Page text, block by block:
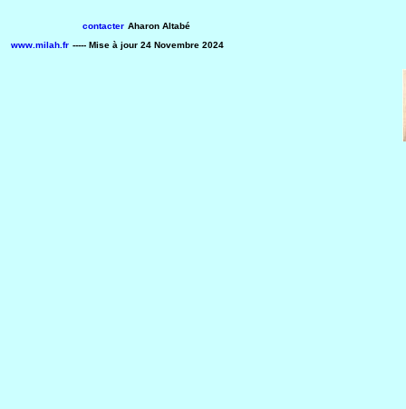
contacter Aharon Altabé
www.milah.fr ----- Mise à jour 24 Novembre 2024